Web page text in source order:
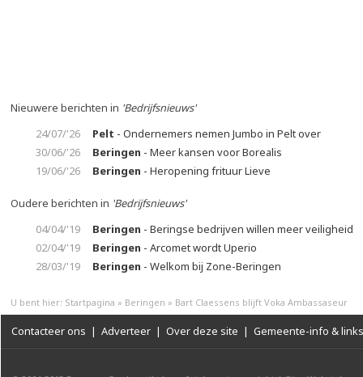
Nieuwere berichten in 'Bedrijfsnieuws'
24/07/'26
Pelt - Ondernemers nemen Jumbo in Pelt over
30/06/'26
Beringen - Meer kansen voor Borealis
19/06/'26
Beringen - Heropening frituur Lieve
Oudere berichten in 'Bedrijfsnieuws'
04/04/'19
Beringen - Beringse bedrijven willen meer veiligheid
02/04/'19
Beringen - Arcomet wordt Uperio
28/03/'19
Beringen - Welkom bij Zone-Beringen
U bent hier: Startpagina » Beringen » Bart Claessens blijft Voka Ambassaseur
Contacteer ons | Adverteer | Over deze site | Gemeente-info & links